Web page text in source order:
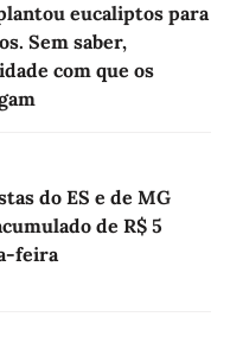
eucaliptos para
Sem saber,
com que os
do ES e de MG
de R$ 5
feira